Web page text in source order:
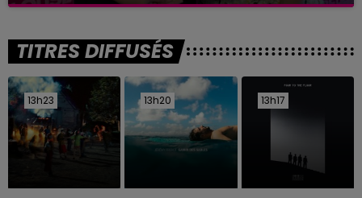
TITRES DIFFUSÉS
13h23
13h23 13h20
13h20 13h17
13h17